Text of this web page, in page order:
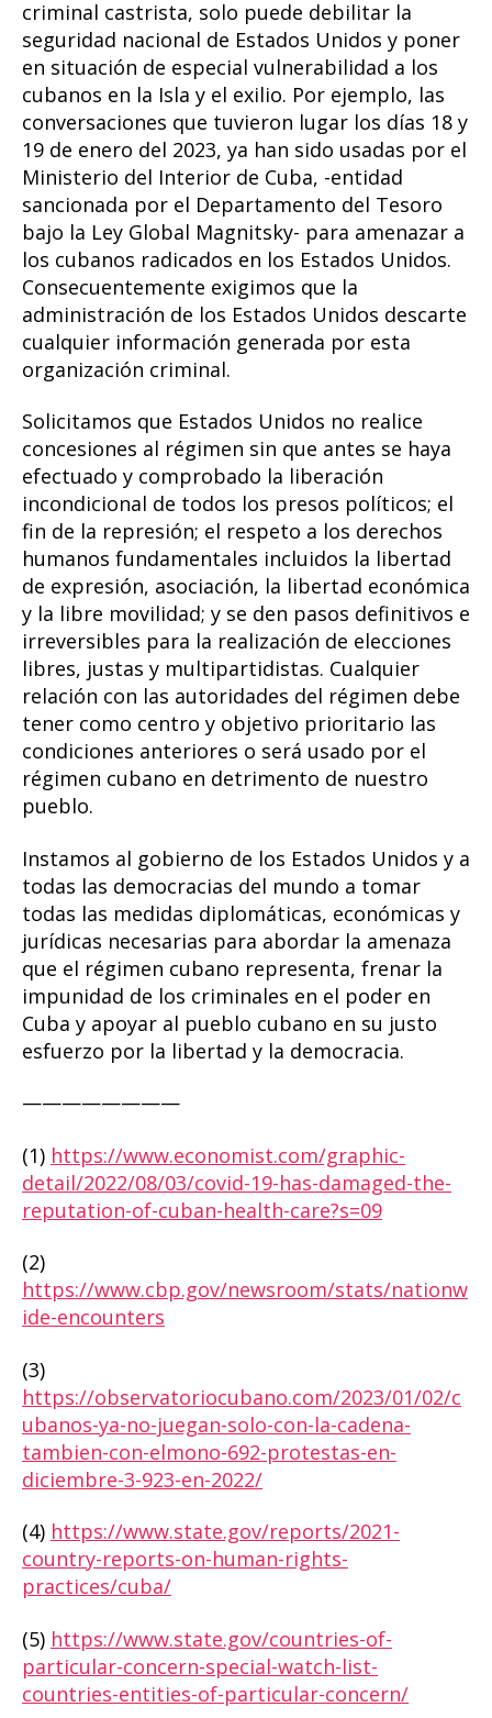
criminal castrista, solo puede debilitar la
seguridad nacional de Estados Unidos y poner
en situación de especial vulnerabilidad a los
cubanos en la Isla y el exilio. Por ejemplo, las
conversaciones que tuvieron lugar los días 18 y
19 de enero del 2023, ya han sido usadas por el
Ministerio del Interior de Cuba, -entidad
sancionada por el Departamento del Tesoro
bajo la Ley Global Magnitsky- para amenazar a
los cubanos radicados en los Estados Unidos.
Consecuentemente exigimos que la
administración de los Estados Unidos descarte
cualquier información generada por esta
organización criminal.
Solicitamos que Estados Unidos no realice
concesiones al régimen sin que antes se haya
efectuado y comprobado la liberación
incondicional de todos los presos políticos; el
fin de la represión; el respeto a los derechos
humanos fundamentales incluidos la libertad
de expresión, asociación, la libertad económica
y la libre movilidad; y se den pasos definitivos e
irreversibles para la realización de elecciones
libres, justas y multipartidistas. Cualquier
relación con las autoridades del régimen debe
tener como centro y objetivo prioritario las
condiciones anteriores o será usado por el
régimen cubano en detrimento de nuestro
pueblo.
Instamos al gobierno de los Estados Unidos y a
todas las democracias del mundo a tomar
todas las medidas diplomáticas, económicas y
jurídicas necesarias para abordar la amenaza
que el régimen cubano representa, frenar la
impunidad de los criminales en el poder en
Cuba y apoyar al pueblo cubano en su justo
esfuerzo por la libertad y la democracia.
————————
(1) https://www.economist.com/graphic-
detail/2022/08/03/covid-19-has-damaged-the-
reputation-of-cuban-health-care?s=09
(2)
https://www.cbp.gov/newsroom/stats/nationw
ide-encounters
(3)
https://observatoriocubano.com/2023/01/02/c
ubanos-ya-no-juegan-solo-con-la-cadena-
tambien-con-elmono-692-protestas-en-
diciembre-3-923-en-2022/
(4) https://www.state.gov/reports/2021-
country-reports-on-human-rights-
practices/cuba/
(5) https://www.state.gov/countries-of-
particular-concern-special-watch-list-
countries-entities-of-particular-concern/